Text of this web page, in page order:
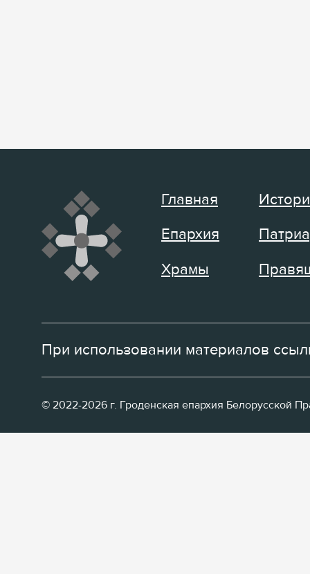
Главная
Епархия
Храмы
При использовании материалов
© 2022-2026 г. Гроденская епархия Белорусской